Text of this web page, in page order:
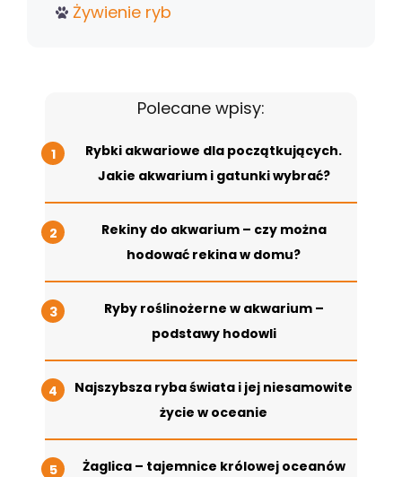
Żywienie ryb
Polecane wpisy:
Rybki akwariowe dla początkujących.
Jakie akwarium i gatunki wybrać?
Rekiny do akwarium – czy można
hodować rekina w domu?
Ryby roślinożerne w akwarium –
podstawy hodowli
Najszybsza ryba świata i jej niesamowite
życie w oceanie
Żaglica – tajemnice królowej oceanów